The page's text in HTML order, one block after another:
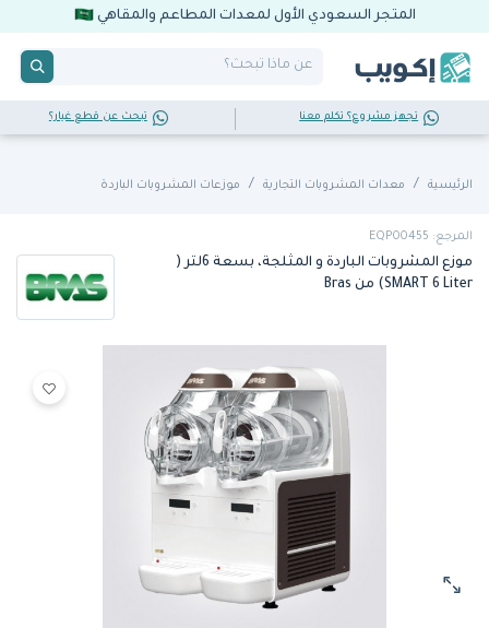
المتجر السعودي الأول لمعدات المطاعم والمقاهي
تجهز مشروع؟ تكلم معنا تبحث عن قطع غيار؟
الرئيسية معدات المشروبات التجارية موزعات المشروبات الباردة
المرجع: EQP00455
موزع المشروبات الباردة و المثلجة، بسعة 6لتر (
SMART 6 Liter) من Bras